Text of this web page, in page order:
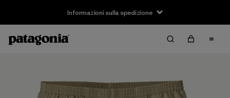
Informazioni sulla spedizione